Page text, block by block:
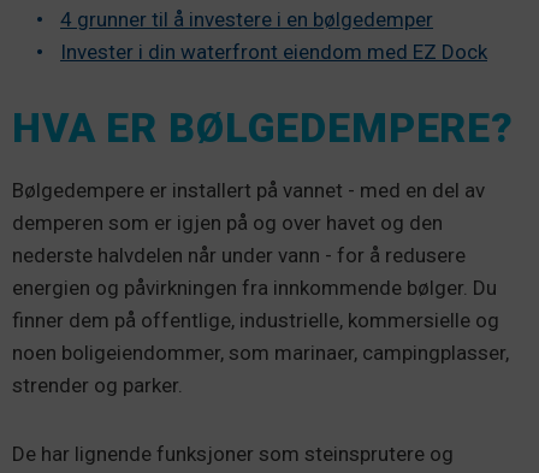
4 grunner til å investere i en bølgedemper
Invester i din waterfront eiendom med EZ Dock
HVA ER BØLGEDEMPERE?
Bølgedempere er installert på vannet - med en del av
demperen som er igjen på og over havet og den
nederste halvdelen når under vann - for å redusere
energien og påvirkningen fra innkommende bølger. Du
finner dem på offentlige, industrielle, kommersielle og
noen boligeiendommer, som marinaer, campingplasser,
strender og parker.
De har lignende funksjoner som steinsprutere og